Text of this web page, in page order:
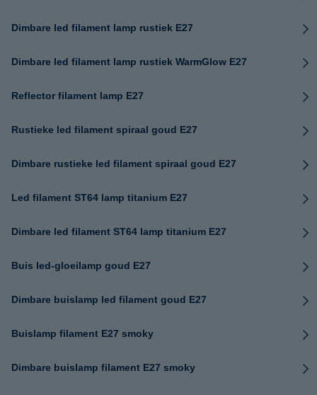
Dimbare led filament lamp rustiek E27
Dimbare led filament lamp rustiek WarmGlow E27
Reflector filament lamp E27
Rustieke led filament spiraal goud E27
Dimbare rustieke led filament spiraal goud E27
Led filament ST64 lamp titanium E27
Dimbare led filament ST64 lamp titanium E27
Buis led-gloeilamp goud E27
Dimbare buislamp led filament goud E27
Buislamp filament E27 smoky
Dimbare buislamp filament E27 smoky